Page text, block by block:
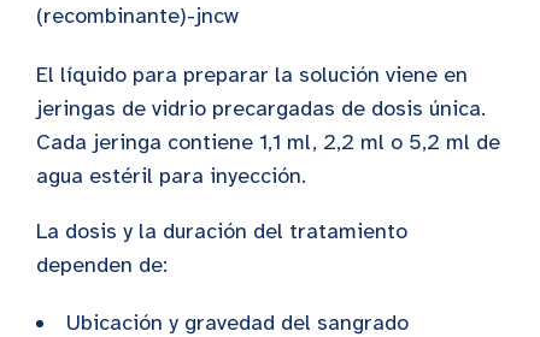
(recombinante)-jncw
El líquido para preparar la solución viene en
jeringas de vidrio precargadas de dosis única.
Cada jeringa contiene 1,1 ml, 2,2 ml o 5,2 ml de
agua estéril para inyección.
La dosis y la duración del tratamiento
dependen de:
Ubicación y gravedad del sangrado